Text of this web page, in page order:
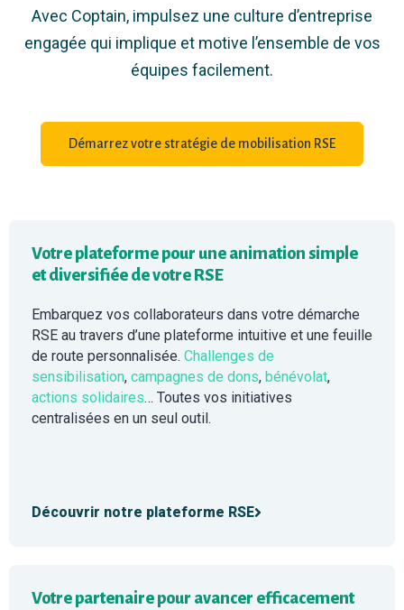
Avec Coptain, impulsez une culture d’entreprise
engagée qui implique et motive l’ensemble de vos
équipes facilement.
Démarrez votre stratégie de mobilisation RSE
Votre plateforme pour une animation simple
et diversifiée de votre RSE
Embarquez vos collaborateurs dans votre démarche
RSE au travers d’une plateforme intuitive et une feuille
de route personnalisée. Challenges de
sensibilisation, campagnes de dons, bénévolat,
actions solidaires… Toutes vos initiatives
centralisées en un seul outil.
Découvrir notre plateforme RSE
Votre partenaire pour avancer efficacement